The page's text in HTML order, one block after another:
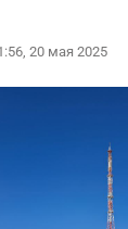
20 мая 2025